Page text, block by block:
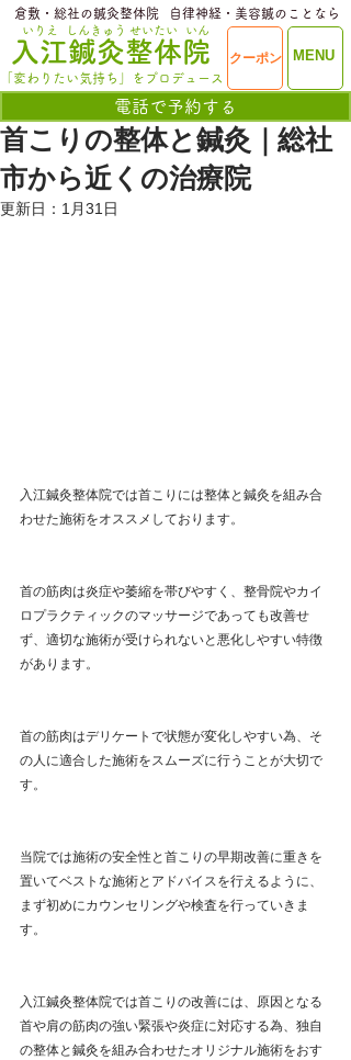
ME
​入江鍼灸整体院
いりえ
MENU
クーポン
電話で予約する
せいたい
しんきゅう いん
「変わりたい気持ち」をプロデュース
​倉敷・総社の鍼灸整体院 ​自律神経・美容鍼のことなら
首こりの整体と鍼灸｜総社
市から近くの治療院
更新日： 1月31日
入江鍼灸整体院では首こりには整体と鍼灸を組み合
わせた施術をオススメしております。
首の筋肉は炎症や萎縮を帯びやすく、整骨院やカイ
ロプラクティックのマッサージであっても改善せ
ず、適切な施術が受けられないと悪化しやすい特徴
があります。
首の筋肉はデリケートで状態が変化しやすい為、そ
の人に適合した施術をスムーズに行うことが大切で
す。
当院では施術の安全性と首こりの早期改善に重きを
置いてベストな施術とアドバイスを行えるように、
まず初めにカウンセリングや検査を行っていきま
す。
入江鍼灸整体院では首こりの改善には、原因となる
首や肩の筋肉の強い緊張や炎症に対応する為、独自
の整体と鍼灸を組み合わせたオリジナル施術をおす